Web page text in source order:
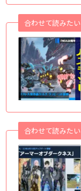
合わせて読みたい
合わせて読みたい